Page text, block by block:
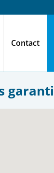
Contact